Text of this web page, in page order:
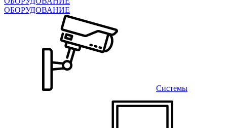
ОБОРУДОВАНИЕ
Системы